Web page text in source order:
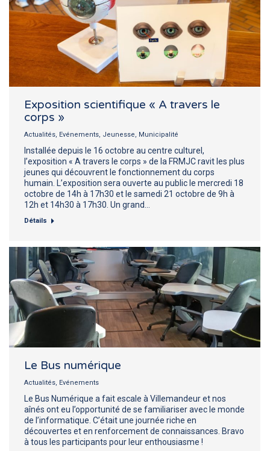
Exposition scientifique « A travers le
corps »
Actualités, Evénements, Jeunesse, Municipalité
Installée depuis le 16 octobre au centre culturel,
l’exposition « A travers le corps » de la FRMJC ravit les plus
jeunes qui découvrent le fonctionnement du corps
humain. L’exposition sera ouverte au public le mercredi 18
octobre de 14h à 17h30 et le samedi 21 octobre de 9h à
12h et 14h30 à 17h30. Un grand…
Détails
Le Bus numérique
Actualités, Evénements
Le Bus Numérique a fait escale à Villemandeur et nos
aînés ont eu l’opportunité de se familiariser avec le monde
de l’informatique. C’était une journée riche en
découvertes et en renforcement de connaissances. Bravo
à tous les participants pour leur enthousiasme !